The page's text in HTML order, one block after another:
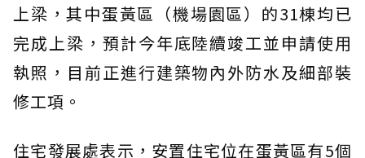
上梁，其中蛋黃區（機場園區）的31棟均已
完成上梁，預計今年底陸續竣工並申請使用
執照，目前正進行建築物內外防水及細部裝
修工項。
住宅發展處表示，安置住宅位在蛋黃區有5個